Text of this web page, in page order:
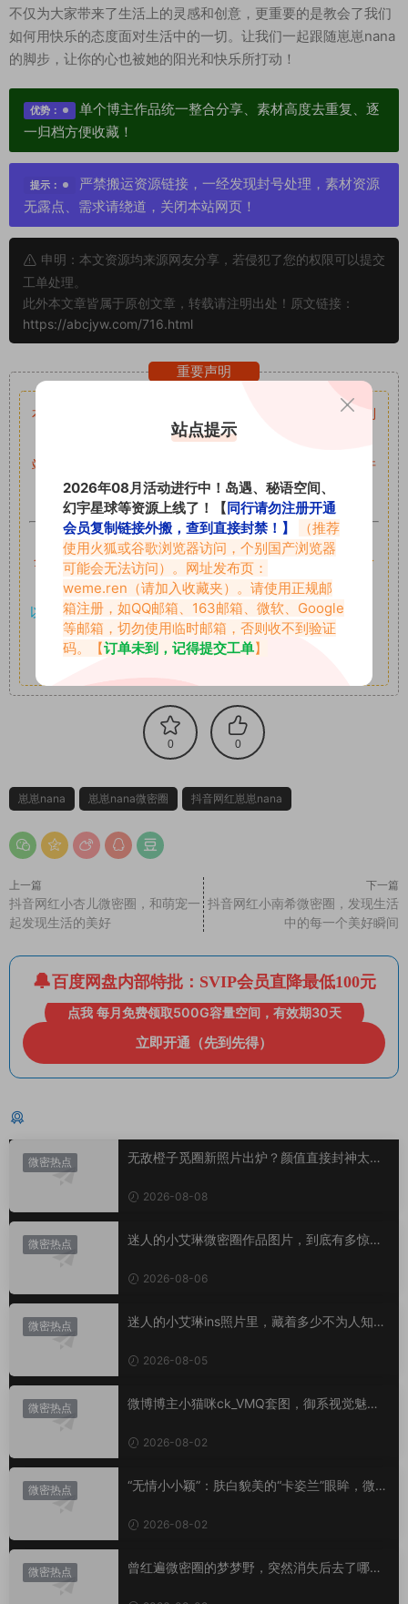
不仅为大家带来了生活上的灵感和创意，更重要的是教会了我们
如何用快乐的态度面对生活中的一切。让我们一起跟随崽崽nana
的脚步，让你的心也被她的阳光和快乐所打动！
优势：
单个博主作品统一整合分享、素材高度去重复、逐
一归档方便收藏！
提示：
严禁搬运资源链接，一经发现封号处理，素材资源
无露点、需求请绕道，关闭本站网页！
申明：本文资源均来源网友分享，若侵犯了您的权限可以提交
工单处理。
此外本文章皆属于原创文章，转载请注明出处！原文链接：
https://abcjyw.com/716.html
重要声明
本站资源均来自网络分享，如有侵犯你的权益请私信留言收到
留言后，我们会第一时间进行审核后删除。
站内资源为网友个人学习或测试研究使用，未经原版权作者许
可,禁止用于任何商业途径！请在下载24小时内删除！
如果遇到付费才可获取的素材，建议升级对应的VIP。
全站付费素材可提供补档服务“ 均有备份 ”，
素材以主流网盘分
享。
以7z、7z分卷格式压缩，解压应下载对应的软件操作，电脑：
7-zip；安卓：zarchiver；苹果：解压专家
0 0
崽崽nana 崽崽nana微密圈 抖音网红崽崽nana
上一篇
抖音网红小杏儿微密圈，和萌宠一
起发现生活的美好
下一篇
抖音网红小南希微密圈，发现生活
中的每一个美好瞬间
百度网盘内部特批：SVIP会员直降最低100元
点我 每月免费领取500G容量空间，有效期30天
立即开通（先到先得）
微密热点
无敌橙子觅圈新照片出炉？颜值直接封神太惊
2026-08-08
微密热点
迷人的小艾琳微密圈作品图片，到底有多惊
2026-08-06
微密热点
迷人的小艾琳ins照片里，藏着多少不为人知的
2026-08-05
微密热点
微博博主小猫咪ck_VMQ套图，御系视觉魅力
2026-08-02
微密热点
“无情小小颖”：肤白貌美的“卡姿兰”眼眸，微密
2026-08-02
微密热点
曾红遍微密圈的梦梦野，突然消失后去了哪
站点提示
2026年08月活动进行中！岛遇、秘语空间、
幻宇星球等资源上线了！【同行请勿注册开通
会员复制链接外搬，查到直接封禁！】
（推荐
使用火狐或谷歌浏览器访问，个别国产浏览器
可能会无法访问）。网址发布页：
weme.ren （请加入收藏夹）。请使用正规邮
箱注册，如QQ邮箱、163邮箱、微软、Google
等邮箱，切勿使用临时邮箱，否则收不到验证
码。【订单未到，记得提交工单】